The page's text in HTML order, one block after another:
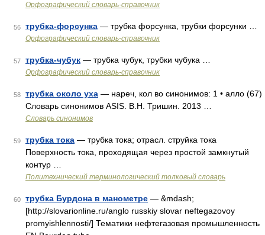
Орфографический словарь-справочник
56 трубка-форсунка — трубка форсунка, трубки форсунки …
Орфографический словарь-справочник
57 трубка-чубук — трубка чубук, трубки чубука …
Орфографический словарь-справочник
58 трубка около уха — нареч, кол во синонимов: 1 • алло (67)
Словарь синонимов ASIS. В.Н. Тришин. 2013 …
Словарь синонимов
59 трубка тока — трубка тока; отрасл. струйка тока
Поверхность тока, проходящая через простой замкнутый
контур …
Политехнический терминологический толковый словарь
60 трубка Бурдона в манометре — &mdash;
[http://slovarionline.ru/anglo russkiy slovar neftegazovoy
promyishlennosti/] Тематики нефтегазовая промышленность